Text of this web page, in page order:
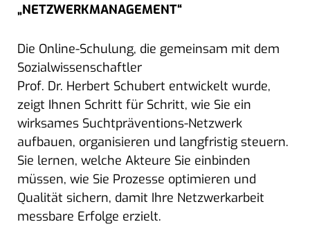
„NETZWERKMANAGEMENT“
Die Online-Schulung, die gemeinsam mit dem
Sozialwissenschaftler
Prof. Dr. Herbert Schubert entwickelt wurde,
zeigt Ihnen Schritt für Schritt, wie Sie ein
wirksames Suchtpräventions-Netzwerk
aufbauen, organisieren und langfristig steuern.
Sie lernen, welche Akteure Sie einbinden
müssen, wie Sie Prozesse optimieren und
Qualität sichern, damit Ihre Netzwerkarbeit
messbare Erfolge erzielt.